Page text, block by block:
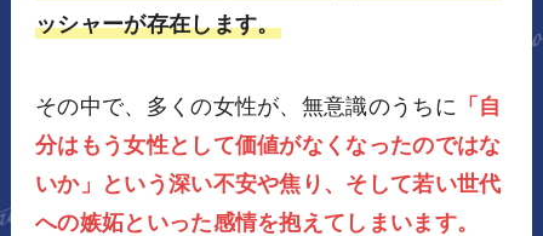
ッシャーが存在します。
その中で、多くの女性が、無意識のうちに 「自
分はもう女性として価値がなくなったのではな
いか」という深い不安や焦り、そして若い世代
への嫉妬といった感情を抱えてしまいます。